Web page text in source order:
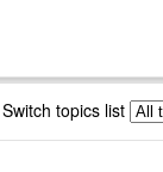
Switch topics list